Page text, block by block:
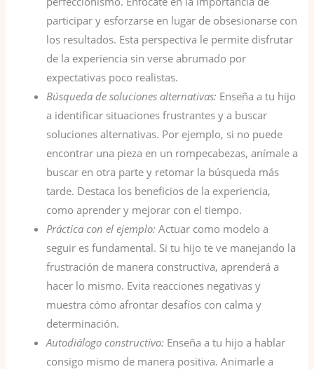
participar y esforzarse en lugar de obsesionarse con
los resultados. Esta perspectiva le permite disfrutar
de la experiencia sin verse abrumado por
expectativas poco realistas.
Búsqueda de soluciones alternativas: Enseña a tu hijo
a identificar situaciones frustrantes y a buscar
soluciones alternativas. Por ejemplo, si no puede
encontrar una pieza en un rompecabezas, anímale a
buscar en otra parte y retomar la búsqueda más
tarde. Destaca los beneficios de la experiencia,
como aprender y mejorar con el tiempo.
Práctica con el ejemplo:Actuar como modelo a
seguir es fundamental. Si tu hijo te ve manejando la
frustración de manera constructiva, aprenderá a
hacer lo mismo. Evita reacciones negativas y
muestra cómo afrontar desafíos con calma y
determinación.
Autodiálogo constructivo: Enseña a tu hijo a hablar
consigo mismo de manera positiva. Animarle a